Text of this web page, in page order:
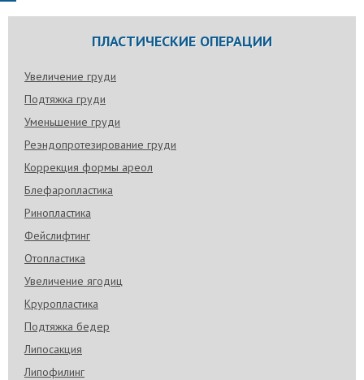
Блохина, лучшего пластического хирурга по
Len-ok
Сергея Николаевича видела только в клинике,
когда сама оперировалась, а потом часто
приходила на осмотры, процедуры и т.д. Могу
просто сказать как о человеке. Вижу, как он
одного такого и я оперировалась - у Тумакова)
ПЛАСТИЧЕСКИЕ ОПЕРАЦИИ
Увеличение груди
Подтяжка груди
Уменьшение груди
Реэндопротезирование груди
Коррекция формы ареол
Блефаропластика
Ринопластика
Фейслифтинг
Отопластика
Увеличение ягодиц
Круропластика
Подтяжка бедер
Липосакция
Липофилинг